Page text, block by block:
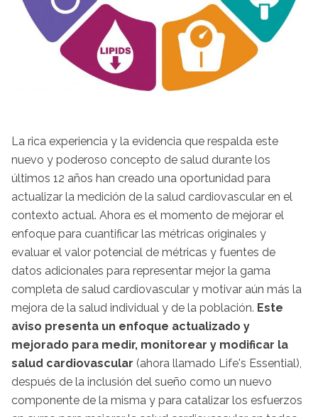
La rica experiencia y la evidencia que respalda este
nuevo y poderoso concepto de salud durante los
últimos 12 años han creado una oportunidad para
actualizar la medición de la salud cardiovascular en el
contexto actual. Ahora es el momento de mejorar el
enfoque para cuantificar las métricas originales y
evaluar el valor potencial de métricas y fuentes de
datos adicionales para representar mejor la gama
completa de salud cardiovascular y motivar aún más la
mejora de la salud individual y de la población. Este
aviso presenta un enfoque actualizado y
mejorado para medir, monitorear y modificar la
salud cardiovascular (ahora llamado Life's Essential),
después de la inclusión del sueño como un nuevo
componente de la misma y para catalizar los esfuerzos